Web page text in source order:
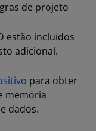
de projeto
estão incluídos
adicional.
para obter
memória
dados.